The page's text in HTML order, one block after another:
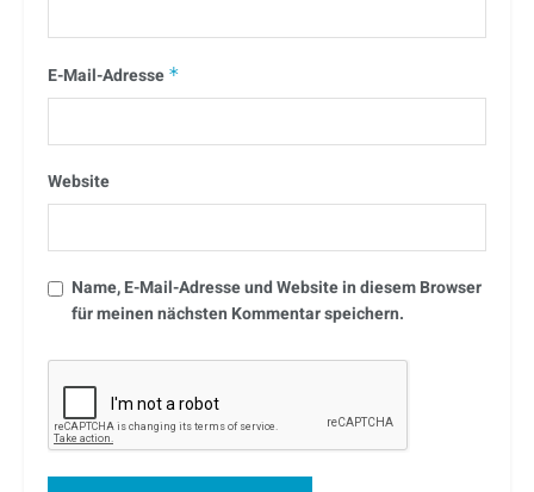
E-Mail-Adresse *
Website
Name, E-Mail-Adresse und Website in diesem Browser
für meinen nächsten Kommentar speichern.